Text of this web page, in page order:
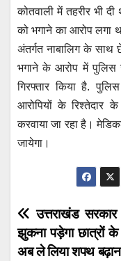
कोतवाली में तहरीर भी
को भगाने का आरोप लगा
अंतर्गत नाबालिग के साथ
भगाने के आरोप में पुलिस
गिरफ्तार किया है.
आरोपियों के रिश्तेदार
करवाया जा रहा है।
जायेगा।
Post
उत्तराखंड
झुकना पड़ेगा छात्रों
अब ले लिया शपथ